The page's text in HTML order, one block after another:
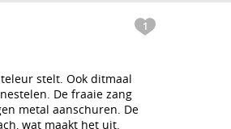
1
stelt. Ook ditmaal
De fraaie zang
metal aanschuren. De
wat maakt het uit.